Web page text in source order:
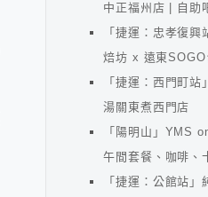
中正福州店 | 自助
「捷運：忠孝復
焙坊 x 遠東SOGO
「捷運：西門町站
湯關東煮西門店
「陽明山」YMS
午間套餐、咖啡、
「捷運：公館站